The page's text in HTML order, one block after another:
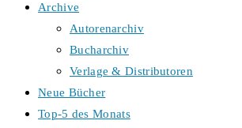
Archive
Autorenarchiv
Bucharchiv
Verlage & Distributoren
Neue Bücher
Top-5 des Monats